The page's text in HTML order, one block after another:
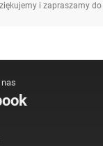
i zapraszamy